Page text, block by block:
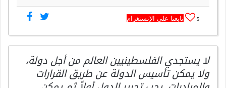
5 تابعنا على الإنستغرام
لا يستجدي الفلسطينيين العالم من أجل دولة،
ولا يمكن تأسيس الدولة عن طريق القرارات